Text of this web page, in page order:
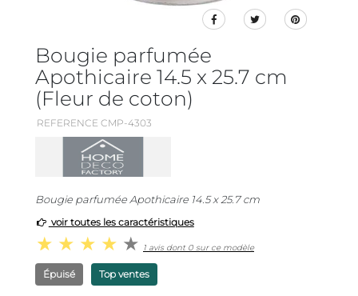
Bougie parfumée
Apothicaire 14.5 x 25.7 cm
(Fleur de coton)
REFERENCE CMP-4303
Bougie parfumée Apothicaire 14.5 x 25.7 cm
voir toutes les caractéristiques
1 avis dont 0 sur ce modèle
Épuisé Top ventes